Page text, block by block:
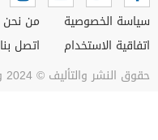
سياسة الخصوصية
اتفاقية الاستخدام
من نحن
اتصل بنا
حقوق النشر والتأليف © 2024 ويكي البحرين